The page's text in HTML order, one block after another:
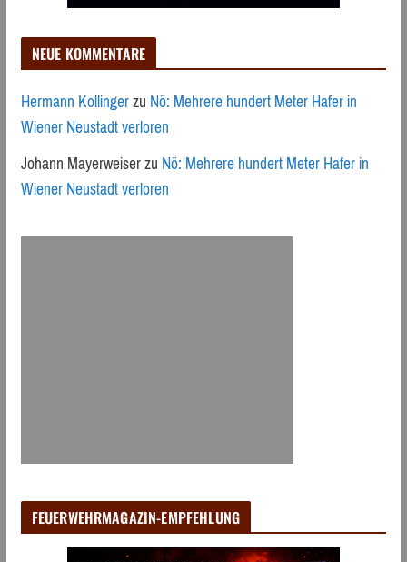
NEUE KOMMENTARE
Hermann KollingerzuNö: Mehrere hundert Meter Hafer in
Wiener Neustadt verloren
Johann MayerweiserzuNö: Mehrere hundert Meter Hafer in
Wiener Neustadt verloren
FEUERWEHRMAGAZIN-EMPFEHLUNG